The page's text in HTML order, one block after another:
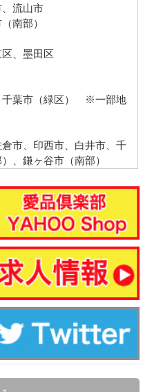
流山市
南部）
、墨田区
葉市（緑区） ※一部地
市、印西市、白井市、千
、鎌ヶ谷市（南部）